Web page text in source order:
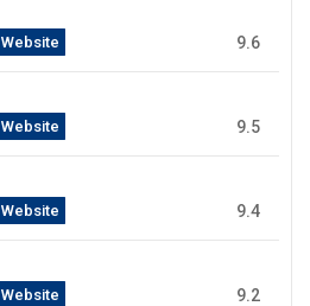
Website 9.6
Website 9.5
Website 9.4
Website 9.2